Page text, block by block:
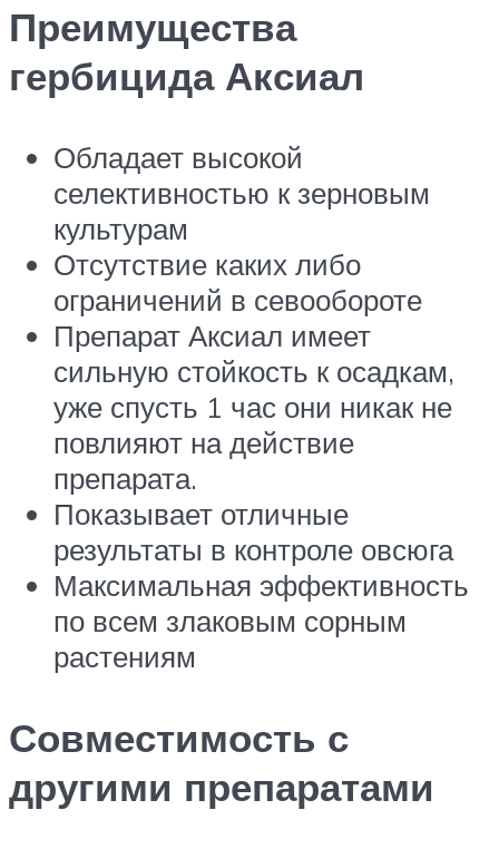
Преимущества
гербицида Аксиал
Обладает высокой
селективностью к зерновым
культурам
Отсутствие каких либо
ограничений в севообороте
Препарат Аксиал имеет
сильную стойкость к осадкам,
уже спусть 1 час они никак не
повлияют на действие
препарата.
Показывает отличные
результаты в контроле овсюга
Максимальная эффективность
по всем злаковым сорным
растениям
Совместимость с
другими препаратами